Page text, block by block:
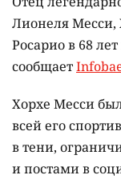
Лионеля Месси,
Росарио в 68
сообщает
Хорхе Месси
всей его
в тени,
и постами в